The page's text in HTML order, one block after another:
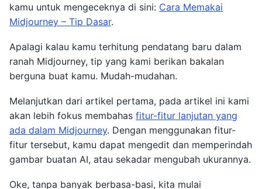
kamu untuk mengeceknya di sini: Cara Memakai
Midjourney – Tip Dasar.
Apalagi kalau kamu terhitung pendatang baru dalam
ranah Midjourney, tip yang kami berikan bakalan
berguna buat kamu. Mudah-mudahan.
Melanjutkan dari artikel pertama, pada artikel ini kami
akan lebih fokus membahas fitur-fitur lanjutan yang
ada dalam Midjourney. Dengan menggunakan fitur-
fitur tersebut, kamu dapat mengedit dan memperindah
gambar buatan AI, atau sekadar mengubah ukurannya.
Oke, tanpa banyak berbasa-basi, kita mulai